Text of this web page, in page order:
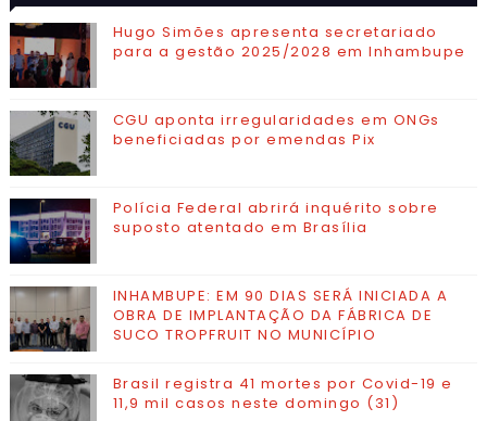
VISITADAS
Hugo Simões apresenta secretariado
para a gestão 2025/2028 em Inhambupe
CGU aponta irregularidades em ONGs
beneficiadas por emendas Pix
Polícia Federal abrirá inquérito sobre
suposto atentado em Brasília
INHAMBUPE: EM 90 DIAS SERÁ INICIADA A
OBRA DE IMPLANTAÇÃO DA FÁBRICA DE
SUCO TROPFRUIT NO MUNICÍPIO
Brasil registra 41 mortes por Covid-19 e
11,9 mil casos neste domingo (31)